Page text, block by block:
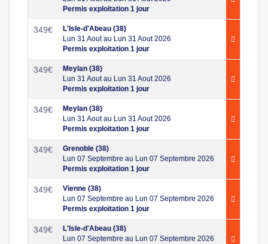
Permis exploitation 1 jour
349€
L'Isle-d'Abeau (38)
Lun 31 Aout au Lun 31 Aout 2026
Permis exploitation 1 jour
349€
Meylan (38)
Lun 31 Aout au Lun 31 Aout 2026
Permis exploitation 1 jour
349€
Meylan (38)
Lun 31 Aout au Lun 31 Aout 2026
Permis exploitation 1 jour
349€
Grenoble (38)
Lun 07 Septembre au Lun 07 Septembre 2026
Permis exploitation 1 jour
349€
Vienne (38)
Lun 07 Septembre au Lun 07 Septembre 2026
Permis exploitation 1 jour
349€
L'Isle-d'Abeau (38)
Lun 07 Septembre au Lun 07 Septembre 2026